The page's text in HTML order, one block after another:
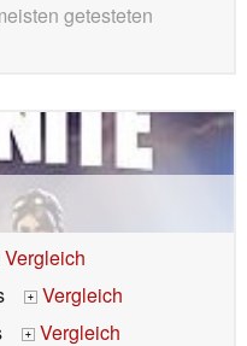
getesteten
Vergleich
+
Vergleich
+
Vergleich